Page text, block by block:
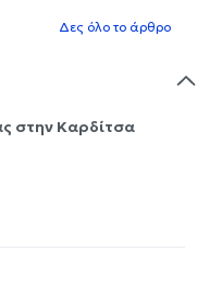
Δες όλο το άρθρο
στην Καρδίτσα